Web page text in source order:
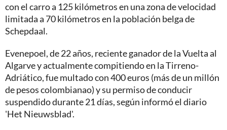
con el carro a 125 kilómetros en una zona de velocidad
limitada a 70 kilómetros en la población belga de
Schepdaal.
Evenepoel, de 22 años, reciente ganador de la Vuelta al
Algarve y actualmente compitiendo en la Tirreno-
Adriático, fue multado con 400 euros (más de un millón
de pesos colombianao) y su permiso de conducir
suspendido durante 21 días, según informó el diario
'Het Nieuwsblad'.